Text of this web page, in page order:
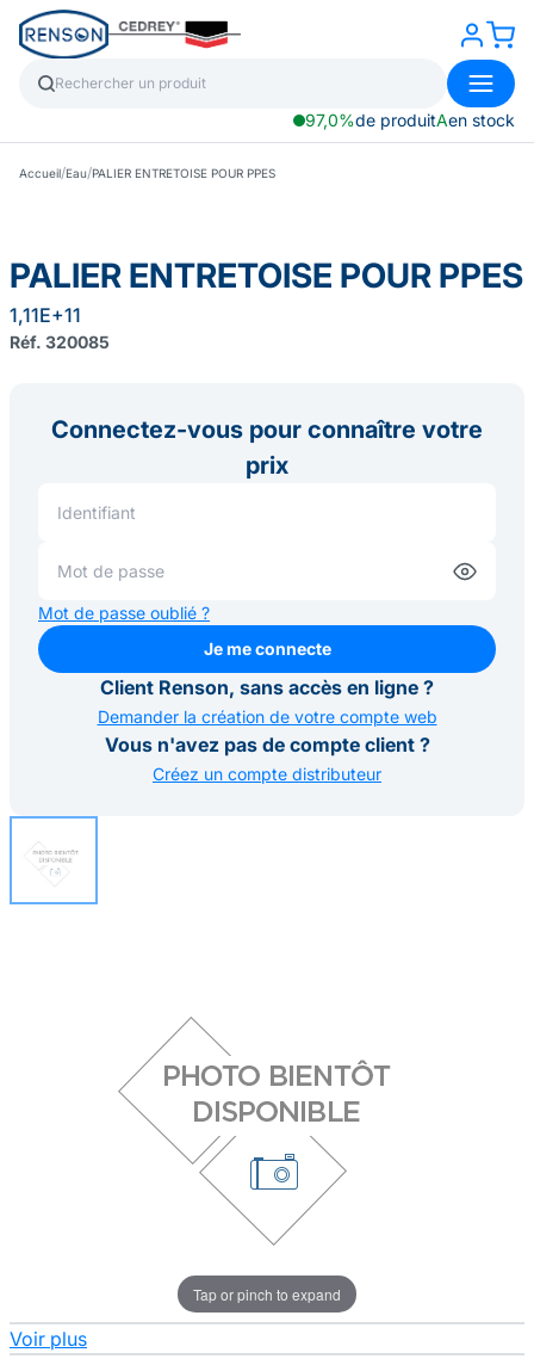
97,0%de produitAen stock
Accueil/Eau/PALIER ENTRETOISE POUR PPES
Tap or pinch to expand
Voir plus
PALIER ENTRETOISE POUR PPES
1,11E+11
Réf. 320085
Connectez-vous pour connaître votre
prix
Mot de passe oublié ?
Je me connecte
Je me connecte
Client Renson, sans accès en ligne ?
Demander la création de votre compte web
Vous n'avez pas de compte client ?
Créez un compte distributeur